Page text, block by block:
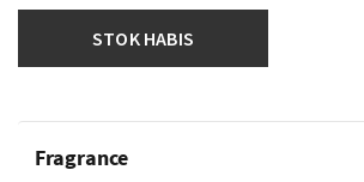
STOK HABIS
Fragrance